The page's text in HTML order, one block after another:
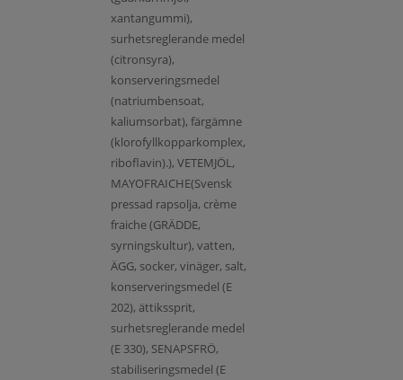
xantangummi),
surhetsreglerande medel
(citronsyra),
konserveringsmedel
(natriumbensoat,
kaliumsorbat), färgämne
(klorofyllkopparkomplex,
riboflavin).), VETEMJÖL,
MAYOFRAICHE(Svensk
pressad rapsolja, crème
fraiche (GRÄDDE,
syrningskultur), vatten,
ÄGG, socker, vinäger, salt,
konserveringsmedel (E
202), ättikssprit,
surhetsreglerande medel
(E 330), SENAPSFRÖ,
stabiliseringsmedel (E